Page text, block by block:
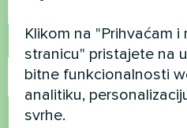
E-pošta
Komentar
Klikom na "Prihvaćam
stranicu" pristajete na
bitne funkcionalnosti
analitiku,
svrhe.